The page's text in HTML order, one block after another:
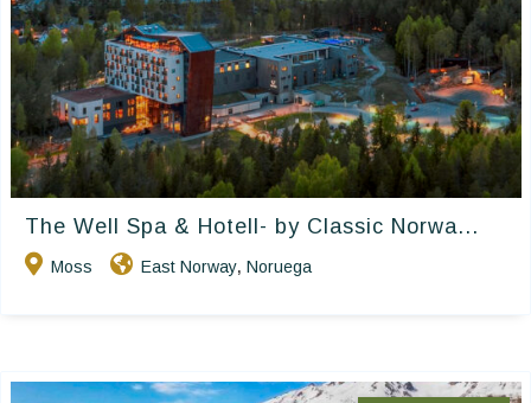
The Well Spa & Hotell- by Classic Norwa...
Moss East Norway, Noruega